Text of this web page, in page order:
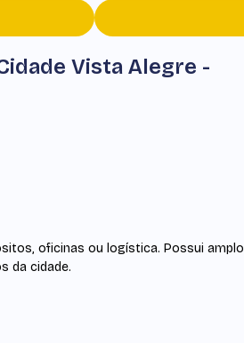
Vista Alegre -
oficinas ou logística. Possui amplo
da cidade.